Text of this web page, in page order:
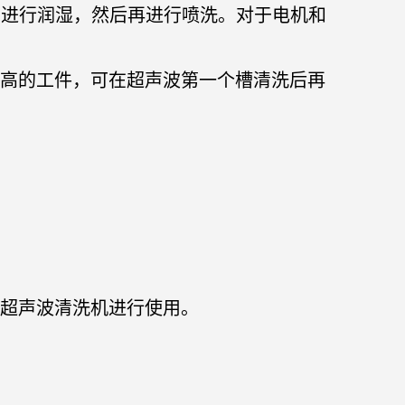
行润湿，然后再进行喷洗。对于电机和
的工件，可在超声波第一个槽清洗后再
声波清洗机进行使用。